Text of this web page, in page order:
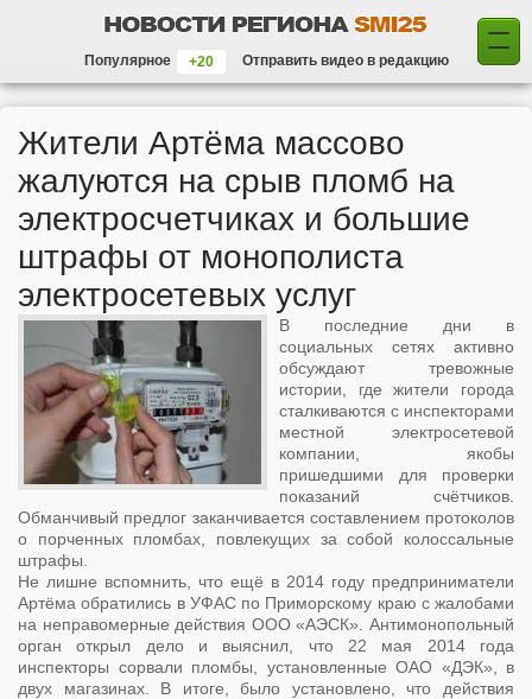
Популярное Отправить видео в редакцию
Жители Артёма массово
жалуются на срыв пломб на
электросчетчиках и большие
штрафы от монополиста
электросетевых услуг
В последние дни в
социальных сетях активно
обсуждают тревожные
истории, где жители города
сталкиваются с инспекторами
местной электросетевой
компании, якобы
пришедшими для проверки
показаний счётчиков.
Обманчивый предлог заканчивается составлением протоколов
о порченных пломбах, повлекущих за собой колоссальные
штрафы.
Не лишне вспомнить, что ещё в 2014 году предприниматели
Артёма обратились в УФАС по Приморскому краю с жалобами
на неправомерные действия ООО «АЭСК». Антимонопольный
орган открыл дело и выяснил, что 22 мая 2014 года
инспекторы сорвали пломбы, установленные ОАО «ДЭК», в
двух магазинах. В итоге, было установлено, что действия